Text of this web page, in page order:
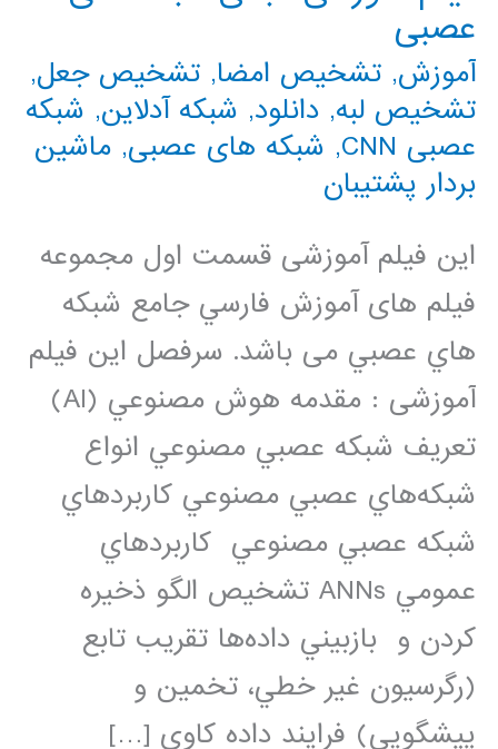
عصبی
آموزش, تشخیص امضا, تشخیص جعل,
تشخیص لبه, دانلود, شبکه آدلاین, شبکه
عصبی CNN
, شبکه های عصبی, ماشین
بردار پشتیبان
این فیلم آموزشی قسمت اول مجموعه
فيلم های آموزش فارسي جامع شبكه
هاي عصبي می باشد. سرفصل این فیلم
آموزشی : مقدمه هوش مصنوعي (AI)
تعريف شبکه عصبي مصنوعي انواع
شبکه‌هاي عصبي مصنوعي کاربردهاي
شبکه عصبي مصنوعي کاربردهاي
عمومي ANNs تشخيص الگو ذخيره
كردن و بازبيني داده‌ها تقريب تابع
(رگرسيون غير خطي، تخمين و
پيشگويي) فرايند داده کاوي […]